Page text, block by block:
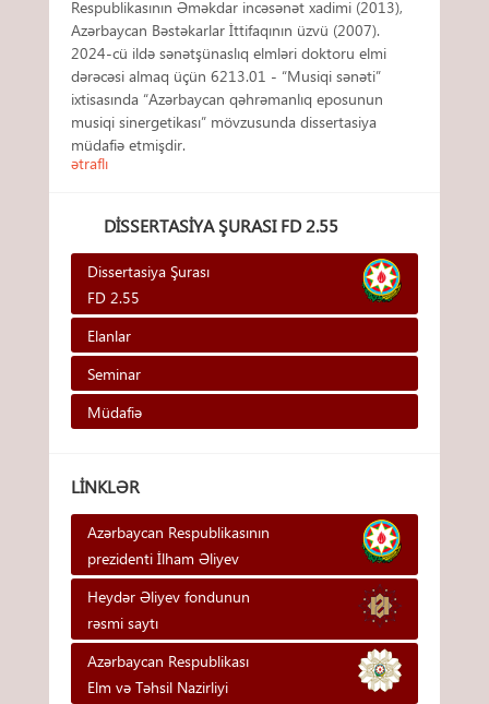
Respublikasının Əməkdar incəsənət xadimi (2013),
Azərbaycan Bəstəkarlar İttifaqının üzvü (2007).
2024-cü ildə sənətşünaslıq elmləri doktoru elmi
dərəcəsi almaq üçün 6213.01 - “Musiqi sənəti”
ixtisasında “Azərbaycan qəhrəmanlıq eposunun
musiqi sinergetikası” mövzusunda dissertasiya
müdafiə etmişdir.
ətraflı
DISSERTASIYA ŞURASI FD 2.55
Dissertasiya Şurası
FD 2.55
Elanlar
Seminar
Müdafiə
LINKLƏR
Azərbaycan Respublikasının
prezidenti İlham Əliyev
Heydər Əliyev fondunun
rəsmi saytı
Azərbaycan Respublikası
Elm və Təhsil Nazirliyi